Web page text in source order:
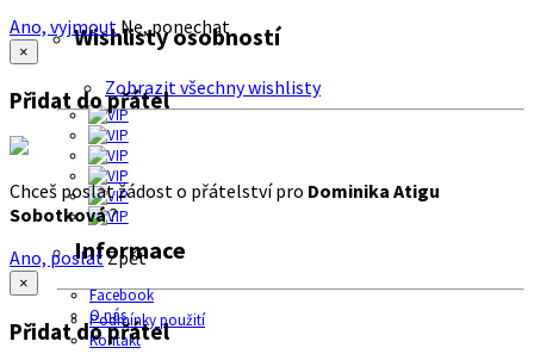
Wishlisty osobností
Zobrazit všechny wishlisty
Informace
Facebook
O nás
Podmínky použití
Kontakt
Ano, vyjmout Ne, ponechat
×
Přidat do přátel
Chceš poslat žádost o přátelství pro Dominika Atigu
Sobotková?
Ano, poslatZpět
×
Přidat do přátel